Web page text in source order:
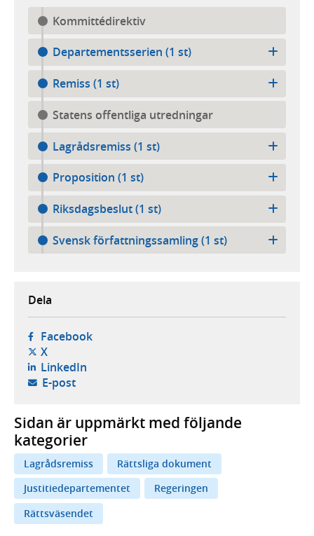
Kommittédirektiv
Departementsserien (1 st)
Remiss (1 st)
Statens offentliga utredningar
Lagrådsremiss (1 st)
Proposition (1 st)
Riksdagsbeslut (1 st)
Svensk författningssamling (1 st)
Dela
Facebook- öppnas i ny flik, extern webbplats,
X- öppnas i ny flik, extern webbplats,
LinkedIn- öppnas i ny flik, extern webbplats,
E-post- öppnar din e-postklient,
Sidan är uppmärkt med följande
kategorier
Lagrådsremiss
Rättsliga dokument
Justitiedepartementet
Regeringen
Rättsväsendet